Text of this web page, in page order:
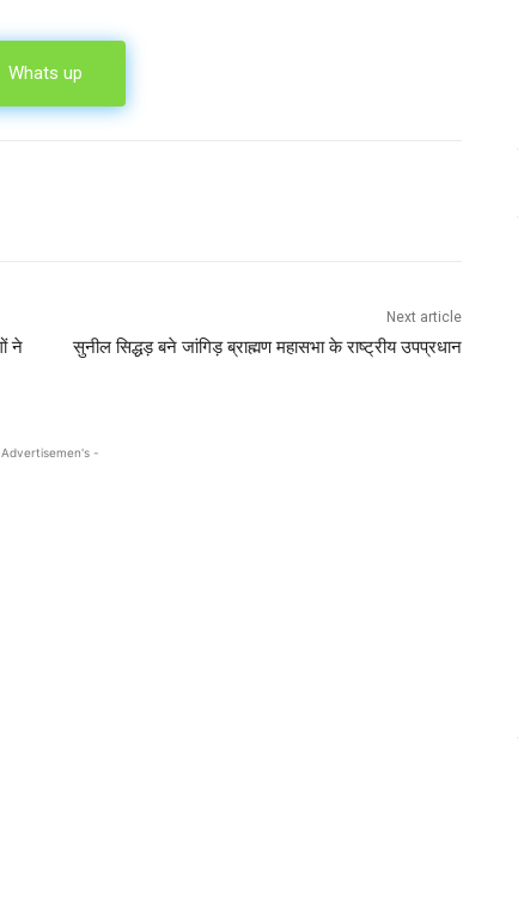
Whats up
ने
Next article
सुनील सिद्धड़ बने जांगिड़ ब्राह्मण महासभा के राष्ट्रीय उपप्रधान
-